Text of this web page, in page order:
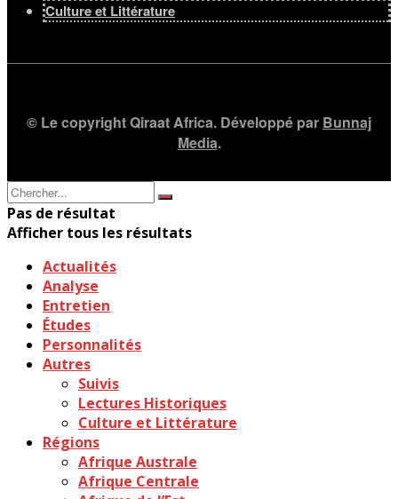
Culture et Littérature
© Le copyright Qiraat Africa. Développé par Bunnaj
Media.
Pas de résultat
Afficher tous les résultats
Actualités
Analyse
Entretien
Études
Personnalités
Autres
Suivis
Lectures Historiques
Culture et Littérature
Régions
Afrique Australe
Afrique Centrale